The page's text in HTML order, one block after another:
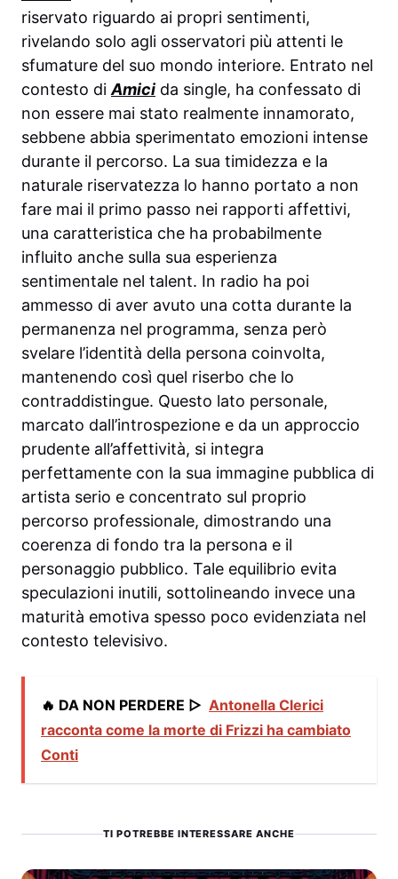
riservato riguardo ai propri sentimenti,
rivelando solo agli osservatori più attenti le
sfumature del suo mondo interiore. Entrato nel
contesto di Amici da single, ha confessato di
non essere mai stato realmente innamorato,
sebbene abbia sperimentato emozioni intense
durante il percorso. La sua timidezza e la
naturale riservatezza lo hanno portato a non
fare mai il primo passo nei rapporti affettivi,
una caratteristica che ha probabilmente
influito anche sulla sua esperienza
sentimentale nel talent. In radio ha poi
ammesso di aver avuto una cotta durante la
permanenza nel programma, senza però
svelare l’identità della persona coinvolta,
mantenendo così quel riserbo che lo
contraddistingue. Questo lato personale,
marcato dall’introspezione e da un approccio
prudente all’affettività, si integra
perfettamente con la sua immagine pubblica di
artista serio e concentrato sul proprio
percorso professionale, dimostrando una
coerenza di fondo tra la persona e il
personaggio pubblico. Tale equilibrio evita
speculazioni inutili, sottolineando invece una
maturità emotiva spesso poco evidenziata nel
contesto televisivo.
🔥 DA NON PERDERE ▷ Antonella Clerici
racconta come la morte di Frizzi ha cambiato
Conti
TI POTREBBE INTERESSARE ANCHE